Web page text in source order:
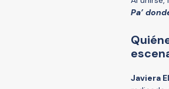
Pa’
Javiera